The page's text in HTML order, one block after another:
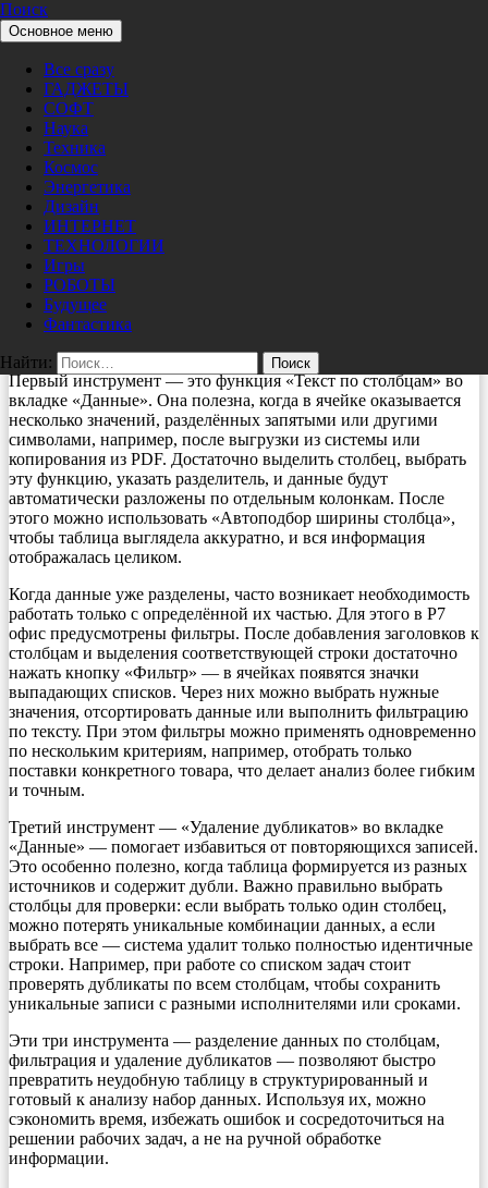
Перейти к содержимому
Pro/Hi-Tech
Поиск
Основное меню
Все сразу
ГАДЖЕТЫ
СОФТ
Наука
Техника
Космос
Энергетика
Дизайн
ИНТЕРНЕТ
ТЕХНОЛОГИИ
Игры
РОБОТЫ
Будущее
Фантастика
Найти:
ТЕХНОЛОГИИ
Как в Р7 офис сделать неудобные
данные удобными: три простых
инструмента
02/06/2026 nat
Иногда данные, с которыми приходится работать,
оказываются достаточно неудобными: собраны из разных
источников, содержат в одной ячейке несколько значений,
дублируются или просто плохо структурированы. В редакторе
таблиц Р7 офис есть несколько простых, но очень полезных
инструментов, которые помогут быстро привести такие
Первый инструмент — это функция «Текст по столбцам» во
вкладке «Данные». Она полезна, когда в ячейке оказывается
несколько значений, разделённых запятыми или другими
символами, например, после выгрузки из системы или
копирования из PDF. Достаточно выделить столбец, выбрать
эту функцию, указать разделитель, и данные будут
автоматически разложены по отдельным колонкам. После
этого можно использовать «Автоподбор ширины столбца»,
чтобы таблица выглядела аккуратно, и вся информация
отображалась целиком.
Когда данные уже разделены, часто возникает необходимость
работать только с определённой их частью. Для этого в Р7
офис предусмотрены фильтры. После добавления заголовков к
столбцам и выделения соответствующей строки достаточно
нажать кнопку «Фильтр» — в ячейках появятся значки
выпадающих списков. Через них можно выбрать нужные
значения, отсортировать данные или выполнить фильтрацию
по тексту. При этом фильтры можно применять одновременно
по нескольким критериям, например, отобрать только
поставки конкретного товара, что делает анализ более гибким
и точным.
Третий инструмент — «Удаление дубликатов» во вкладке
«Данные» — помогает избавиться от повторяющихся записей.
Это особенно полезно, когда таблица формируется из разных
источников и содержит дубли. Важно правильно выбрать
столбцы для проверки: если выбрать только один столбец,
можно потерять уникальные комбинации данных, а если
выбрать все — система удалит только полностью идентичные
строки. Например, при работе со списком задач стоит
проверять дубликаты по всем столбцам, чтобы сохранить
уникальные записи с разными исполнителями или сроками.
Эти три инструмента — разделение данных по столбцам,
фильтрация и удаление дубликатов — позволяют быстро
превратить неудобную таблицу в структурированный и
готовый к анализу набор данных. Используя их, можно
сэкономить время, избежать ошибок и сосредоточиться на
решении рабочих задач, а не на ручной обработке
информации.